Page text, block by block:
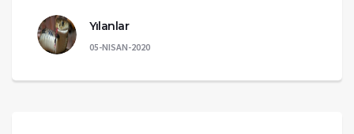
Yılanlar
05-NISAN-2020